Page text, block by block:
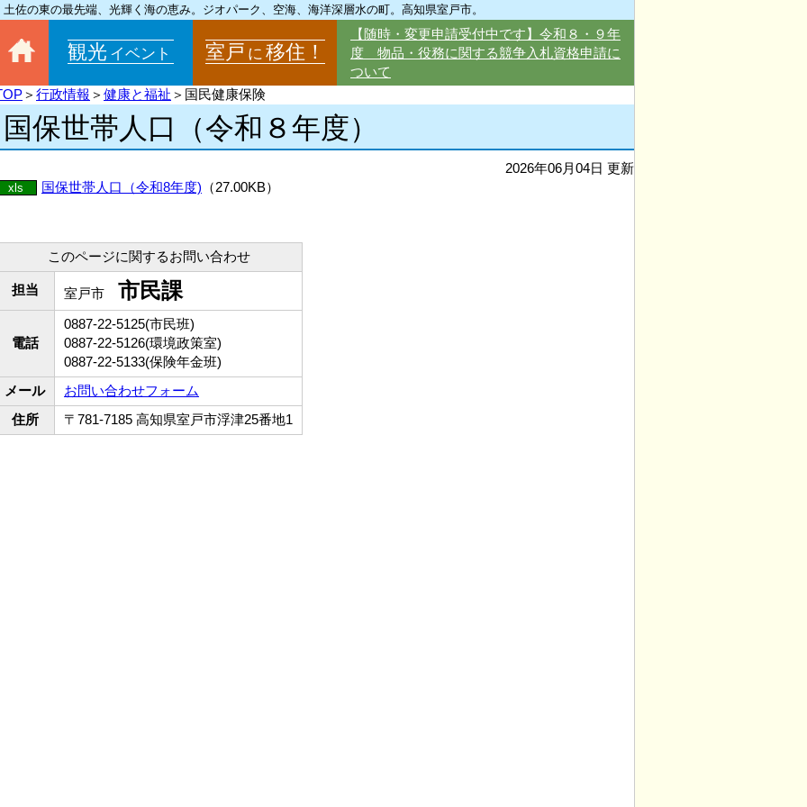
土佐の東の最先端、光輝く海の恵み。ジオパーク、空海、海洋深層水の町。高知県室戸市。
観光 イベント 室戸 に 移住！
【随時・変更申請受付中です】令和８・９年
度 物品・役務に関する競争入札資格申請に
ついて
＞ 行政情報 ＞ 健康と福祉 ＞国民健康保険
国保世帯人口（令和８年度）
2026年06月04日 更新
xls 国保世帯人口（令和8年度) （27.00KB）
このページに関するお問い合わせ
担当 室戸市 市民課
電話
0887-22-5125(市民班)
0887-22-5126(環境政策室)
0887-22-5133(保険年金班)
メール
お問い合わせフォーム
住所
〒781-7185 高知県室戸市浮津25番地1